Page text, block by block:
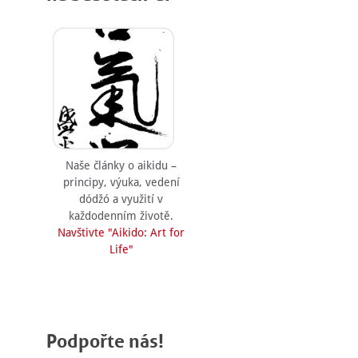
Naše články o aikidu –
principy, výuka, vedení
dódžó a využití v
každodenním životě.
Navštivte "Aikido: Art for
Life"
Podpořte nás!